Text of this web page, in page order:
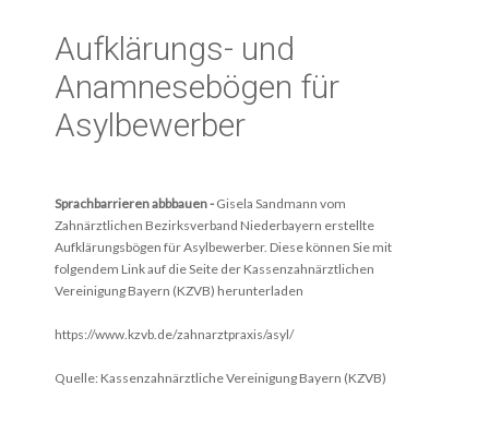
Aufklärungs- und
Anamnesebögen für
Asylbewerber
Sprachbarrieren abbbauen - Gisela Sandmann vom
Zahnärztlichen Bezirksverband Niederbayern erstellte
Aufklärungsbögen für Asylbewerber. Diese können Sie mit
folgendem Link auf die Seite der Kassenzahnärztlichen
Vereinigung Bayern (KZVB) herunterladen
https://www.kzvb.de/zahnarztpraxis/asyl/
Quelle: Kassenzahnärztliche Vereinigung Bayern (KZVB)